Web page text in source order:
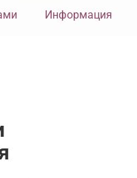
Информация